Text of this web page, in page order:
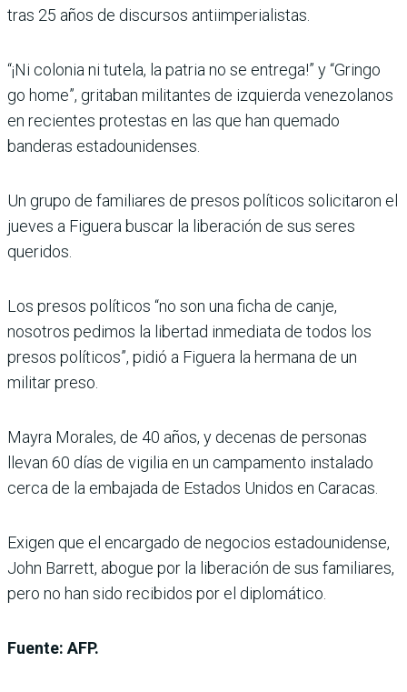
tras 25 años de discursos antiimperialistas.
“¡Ni colonia ni tutela, la patria no se entrega!” y “Gringo
go home”, gritaban militantes de izquierda venezolanos
en recientes protestas en las que han quemado
banderas estadounidenses.
Un grupo de familiares de presos políticos solicitaron el
jueves a Figuera buscar la liberación de sus seres
queridos.
Los presos políticos “no son una ficha de canje,
nosotros pedimos la libertad inmediata de todos los
presos políticos”, pidió a Figuera la hermana de un
militar preso.
Mayra Morales, de 40 años, y decenas de personas
llevan 60 días de vigilia en un campamento instalado
cerca de la embajada de Estados Unidos en Caracas.
Exigen que el encargado de negocios estadounidense,
John Barrett, abogue por la liberación de sus familiares,
pero no han sido recibidos por el diplomático.
Fuente: AFP.